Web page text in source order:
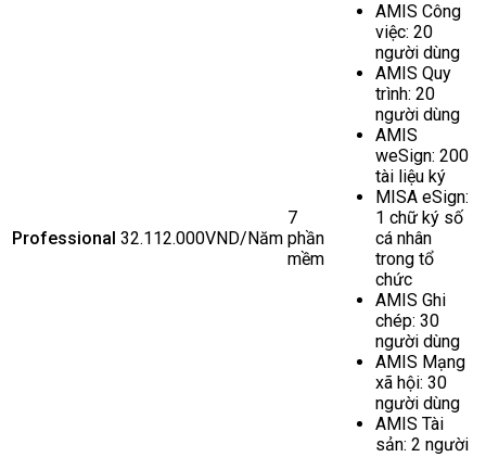
Professional 32.112.000VND/Năm
7
phần
mềm
AMIS Công
việc: 20
người dùng
AMIS Quy
trình: 20
người dùng
AMIS
weSign: 200
tài liệu ký
MISA eSign:
1 chữ ký số
cá nhân
trong tổ
chức
AMIS Ghi
chép: 30
người dùng
AMIS Mạng
xã hội: 30
người dùng
AMIS Tài
sản: 2 người